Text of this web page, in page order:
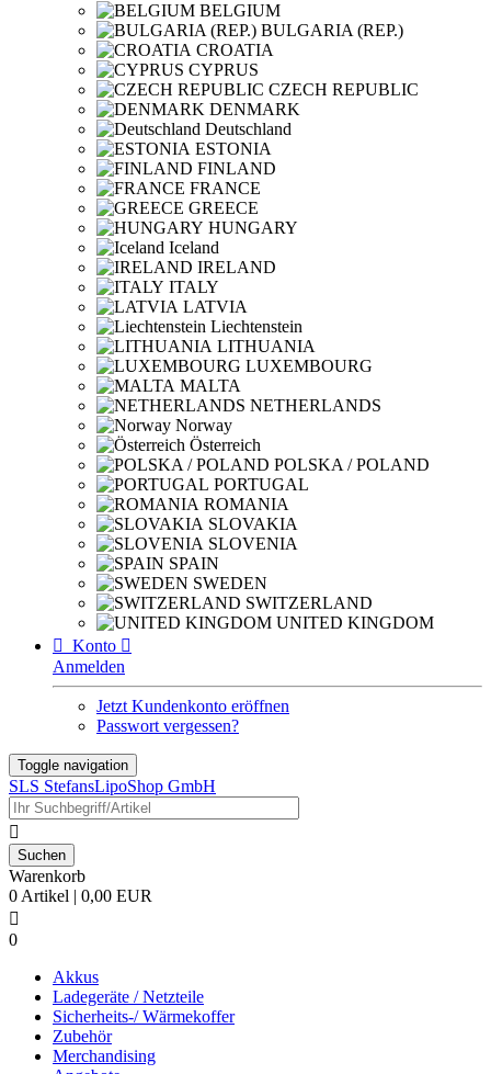
BELGIUM
BULGARIA (REP.)
CROATIA
CYPRUS
CZECH REPUBLIC
DENMARK
Deutschland
ESTONIA
FINLAND
FRANCE
GREECE
HUNGARY
Iceland
IRELAND
ITALY
LATVIA
Liechtenstein
LITHUANIA
LUXEMBOURG
MALTA
NETHERLANDS
Norway
Österreich
POLSKA / POLAND
PORTUGAL
ROMANIA
SLOVAKIA
SLOVENIA
SPAIN
SWEDEN
SWITZERLAND
UNITED KINGDOM
 Konto 
Anmelden
Jetzt Kundenkonto eröffnen
Passwort vergessen?
Toggle navigation
SLS StefansLipoShop GmbH

Warenkorb
0 Artikel | 0,00 EUR

0
Akkus
Ladegeräte / Netzteile
Sicherheits-/ Wärmekoffer
Zubehör
Merchandising